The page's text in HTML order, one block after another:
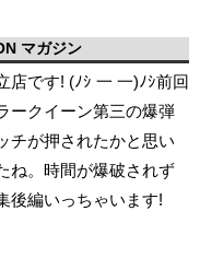
マガジン
店です! (ﾉｼ 一 一)ﾉｼ前回
ークイーン第三の爆弾
チが押されたかと思い
ね。時間が爆破されず
後編いっちゃいます!